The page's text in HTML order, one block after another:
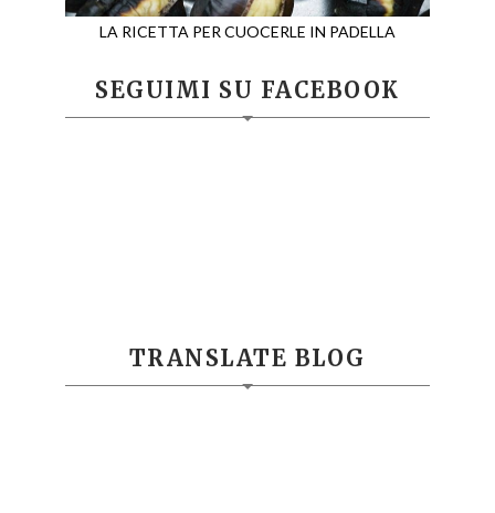
LA RICETTA PER CUOCERLE IN PADELLA
SEGUIMI SU FACEBOOK
TRANSLATE BLOG